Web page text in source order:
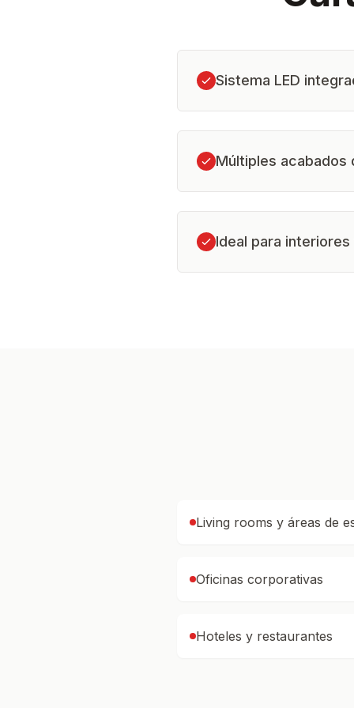
Sistema LED
Múltiples acabados
Ideal para
Living rooms y áreas de
Oficinas corporativas
Hoteles y restaurantes